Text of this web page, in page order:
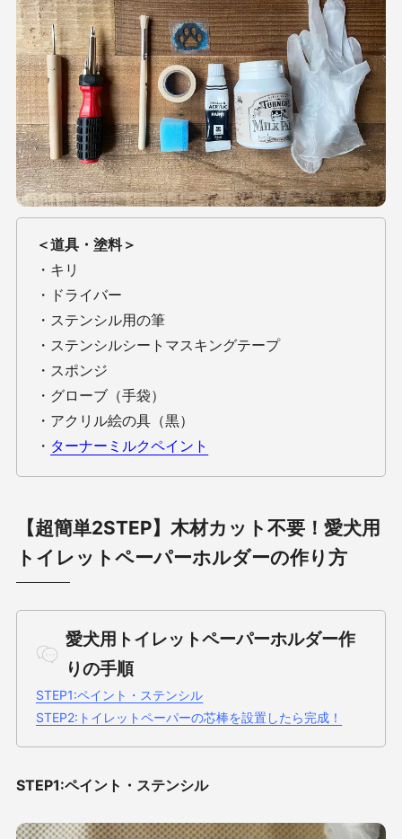
＜道具・塗料＞
・キリ
・ドライバー
・ステンシル用の筆
・ステンシルシートマスキングテープ
・スポンジ
・グローブ（手袋）
・アクリル絵の具（黒）
・ ターナーミルクペイント
【超簡単2STEP】木材カット不要！愛犬用
トイレットペーパーホルダーの作り方
愛犬用トイレットペーパーホルダー作
りの手順
STEP1:ペイント・ステンシル
STEP2:トイレットペーパーの芯棒を設置したら完成！
STEP1:ペイント・ステンシル